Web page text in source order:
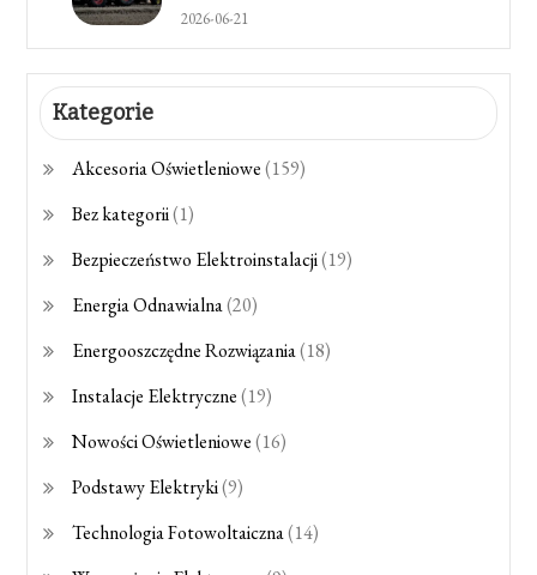
2026-06-21
Kategorie
Akcesoria Oświetleniowe(159)
Bez kategorii(1)
Bezpieczeństwo Elektroinstalacji(19)
Energia Odnawialna(20)
Energooszczędne Rozwiązania(18)
Instalacje Elektryczne(19)
Nowości Oświetleniowe(16)
Podstawy Elektryki(9)
Technologia Fotowoltaiczna(14)